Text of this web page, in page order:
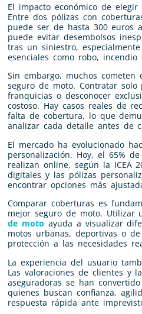
El impacto económico de
Entre dos pólizas con
puede ser de hasta 300 euros
puede evitar desembolsos
tras un siniestro,
esenciales como robo,
Sin embargo, muchos
seguro de moto. Contratar
franquicias o desconocer
costoso. Hay casos reales de
falta de cobertura, lo que
analizar cada detalle antes de
El mercado ha evolucionado
personalización. Hoy, el 65%
realizan online, según la ICEA
digitales y las pólizas
encontrar opciones más
Comparar coberturas es
mejor seguro de moto. Utilizar
de moto ayuda a visualizar
motos urbanas, deportivas o
protección a las necesidades
La experiencia del usuario
Las valoraciones de clientes y
aseguradoras se han
quienes buscan confianza,
respuesta rápida ante